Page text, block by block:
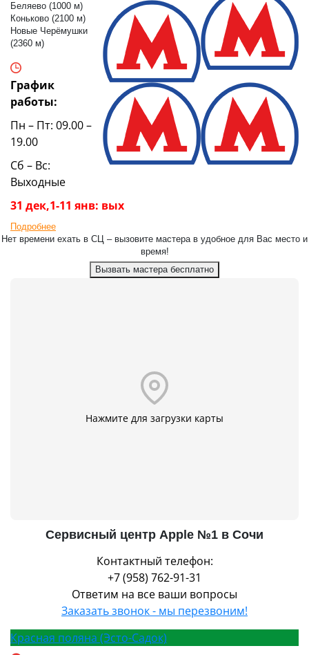
Беляево (1000 м)
Коньково (2100 м)
Новые Черёмушки
(2360 м)
График
работы:
Пн – Пт: 09.00 –
19.00
Сб – Вс:
Выходные
31 дек,1-11 янв: вых
Подробнее
Нет времени ехать в СЦ – вызовите мастера в удобное для Вас место и
время!
Вызвать мастера бесплатно
Нажмите для загрузки карты
Сервисный центр Apple №1 в Сочи
Контактный телефон:
+7 (958) 762-91-31
Ответим на все ваши вопросы
Заказать звонок - мы перезвоним!
Красная поляна (Эсто-Садок)